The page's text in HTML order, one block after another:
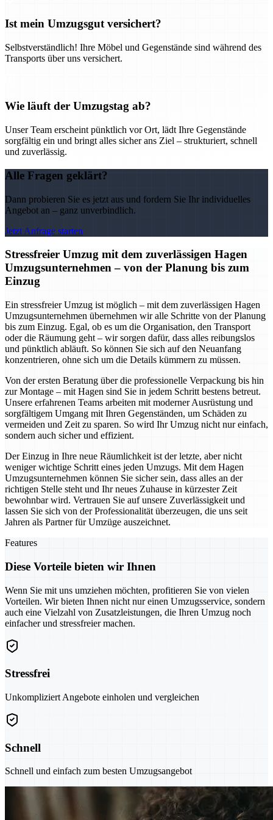
Ist mein Umzugsgut versichert?
Selbstverständlich! Ihre Möbel und Gegenstände sind während des
Transports über uns versichert.
Wie läuft der Umzugstag ab?
Unser Team erscheint pünktlich vor Ort, lädt Ihre Gegenstände
sorgfältig ein und bringt alles sicher ans Ziel – strukturiert, schnell
und zuverlässig.
Alle Fragen geklärt?
Dann probieren Sie es jetzt aus und fordern Sie Ihr individuelles
Angebot an – ganz unverbindlich.
Jetzt Anfrage starten
Stressfreier Umzug mit dem zuverlässigen Hagen
Umzugsunternehmen – von der Planung bis zum
Einzug
Ein stressfreier Umzug ist möglich – mit dem zuverlässigen Hagen
Umzugsunternehmen übernehmen wir alle Schritte von der Planung
bis zum Einzug. Egal, ob es um die Organisation, den Transport
oder die Räumung geht – wir sorgen dafür, dass alles reibungslos
und pünktlich abläuft. So können Sie sich auf den Neuanfang
konzentrieren, ohne sich um die Details kümmern zu müssen.
Von der ersten Beratung über die professionelle Verpackung bis hin
zur Montage – mit Hagen sind Sie in jedem Schritt bestens betreut.
Unsere erfahrenen Teams arbeiten mit moderner Ausrüstung und
sorgfältigem Umgang mit Ihren Gegenständen, um Schäden zu
vermeiden und Zeit zu sparen. So wird Ihr Umzug nicht nur einfach,
sondern auch sicher und effizient.
Der Einzug in Ihre neue Räumlichkeit ist der letzte, aber nicht
weniger wichtige Schritt eines jeden Umzugs. Mit dem Hagen
Umzugsunternehmen können Sie sicher sein, dass alles an der
richtigen Stelle steht und Ihr neues Zuhause in kürzester Zeit
bewohnbar wird. Vertrauen Sie auf unsere Zuverlässigkeit und
lassen Sie sich von der Professionalität überzeugen, die uns seit
Jahren als Partner für Umzüge auszeichnet.
Features
Diese Vorteile bieten wir Ihnen
Wenn Sie mit uns umziehen möchten, profitieren Sie von vielen
Vorteilen. Wir bieten Ihnen nicht nur einen Umzugsservice, sondern
auch eine Vielzahl von Zusatzleistungen, die Ihren Umzug noch
einfacher und stressfreier machen.
Stressfrei
Unkompliziert Angebote einholen und vergleichen
Schnell
Schnell und einfach zum besten Umzugsangebot